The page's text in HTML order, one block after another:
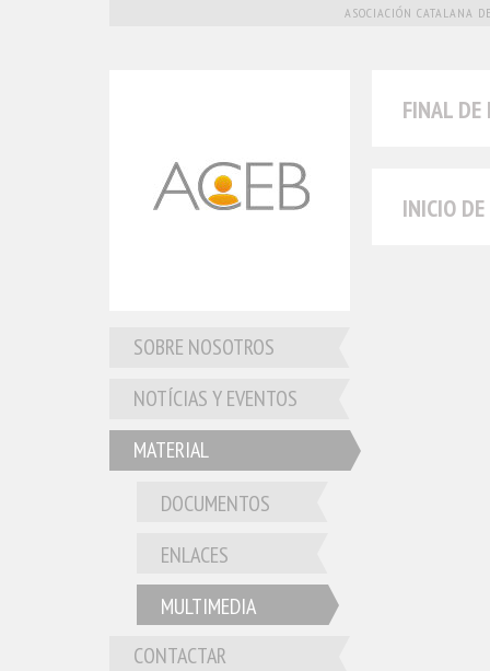
ASOCIACIÓN CATALANA
SOBRE NOSOTROS
NOTÍCIAS Y EVENTOS
MATERIAL
DOCUMENTOS
ENLACES
MULTIMEDIA
CONTACTAR
FINAL DE
INICIO